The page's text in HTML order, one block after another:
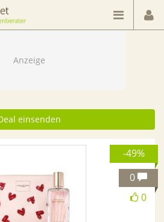
einsenden
-49%
0
0